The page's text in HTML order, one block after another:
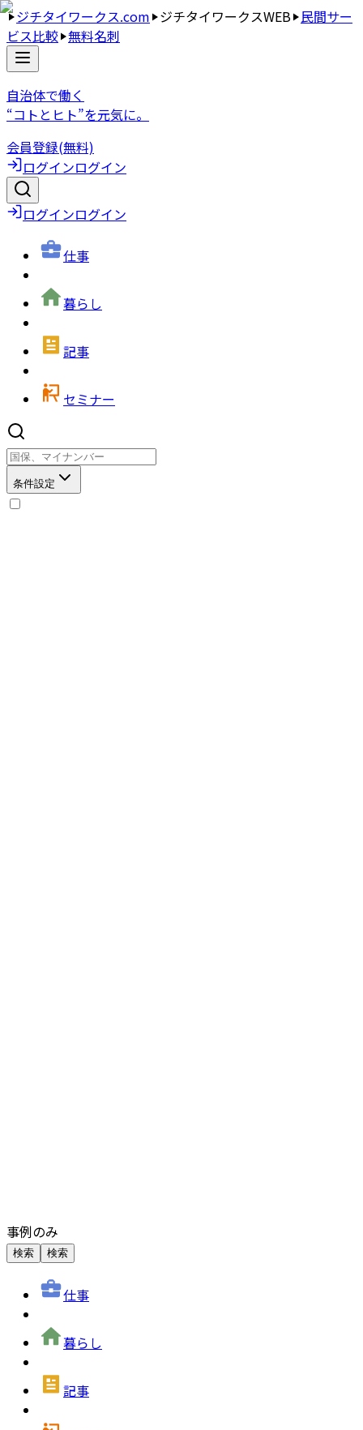
ジチタイワークス.com ジチタイワークスWEB 民間サー
ビス比較 無料名刺
自治体で働く
“コトとヒト”を元気に。
会員登録(無料)
ログインログイン
ログインログイン
仕事
暮らし
記事
セミナー
条件設定
事例のみ
検索 検索
仕事
暮らし
記事